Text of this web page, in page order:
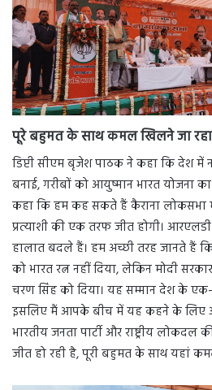
पूरे बहुमत के साथ कमल खिलने जा रहा
डिप्टी सीएम बृजेश पाठक ने कहा कि देश
बनाई, गरीबों को आयुष्मान भारत योजना
कहा कि हम कह सकते हैं कैराना लोकसभा
प्रत्याशी की एक तरफ जीत होगी।
हालात बदले हैं। हम अच्छी तरह जानते हैं
को भारत रत्न नहीं दिया, लेकिन मोदी
चरण सिंह को दिया। यह सम्मान देश के
इसलिए मैं आपके बीच में यह कहने के लिए
भारतीय जनता पार्टी और राष्ट्रीय
जीत हो रही है, पूरी बहुमत के साथ यहां